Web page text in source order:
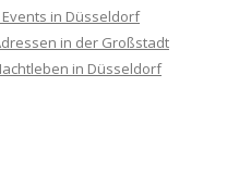
in Düsseldorf
in der Großstadt
in Düsseldorf